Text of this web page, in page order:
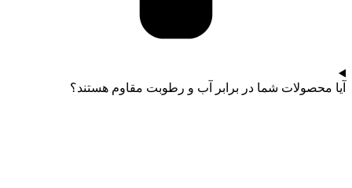
آیا محصولات شما در برابر آب و رطوبت مقاوم هستند؟